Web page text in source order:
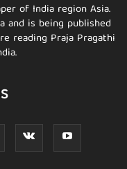
of India region Asia.
and is being published
reading Praja Pragathi